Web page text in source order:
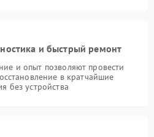
и быстрый ремонт
и опыт позволяют провести
в кратчайшие
без устройства